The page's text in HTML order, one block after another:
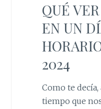
QUÉ
EN UN
2024
Como te
tiempo que